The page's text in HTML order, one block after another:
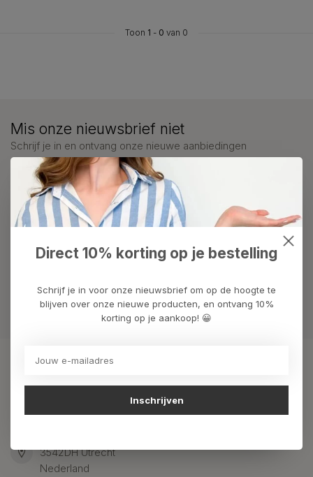
Toon 1 - 0 van 0
We helpen graag met uw keuze of geven advies, bel of app
ons 7 dagen per week: 06-23643267
Klantenservice
Mis onze nieuwsbrief niet
Schrijf je in en ontvang onze nieuwe aanbiedingen
Kunstpakket Nederland
3542DH Utrecht
Nederland
Direct 10% korting op je bestelling
Schrijf je in voor onze nieuwsbrief om op de hoogte te
blijven over onze nieuwe producten, en ontvang 10%
korting op je aankoop! 😀
Inschrijven